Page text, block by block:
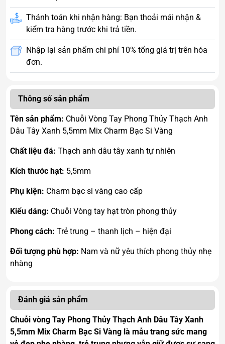
Thánh toán khi nhận hàng: Bạn thoải mái nhận &
kiểm tra hàng trước khi trả tiền.
Nhập lại sản phẩm chi phí 10% tổng giá trị trên hóa
đơn.
Thông số sản phẩm
Tên sản phẩm: Chuỗi Vòng Tay Phong Thủy Thạch Anh
Dâu Tây Xanh 5,5mm Mix Charm Bạc Si Vàng
Chất liệu đá: Thạch anh dâu tây xanh tự nhiên
Kích thước hạt: 5,5mm
Phụ kiện: Charm bạc si vàng cao cấp
Kiểu dáng: Chuỗi Vòng tay hạt tròn phong thủy
Phong cách: Trẻ trung – thanh lịch – hiện đại
Đối tượng phù hợp: Nam và nữ yêu thích phong thủy nhẹ
nhàng
Đánh giá sản phẩm
Chuỗi vòng Tay Phong Thủy Thạch Anh Dâu Tây Xanh
5,5mm Mix Charm Bạc Si Vàng là mẫu trang sức mang